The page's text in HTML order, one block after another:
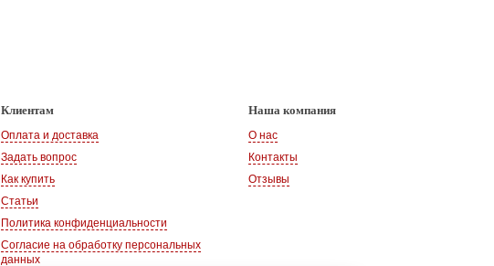
Клиентам
Оплата и доставка
Задать вопрос
Как купить
Статьи
Политика конфиденциальности
Согласие на обработку персональных
данных
Наша компания
О нас
Контакты
Отзывы